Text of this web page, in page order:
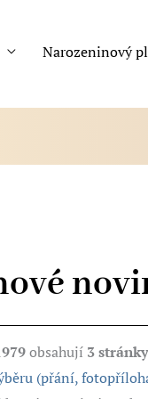
Narozeninový
obsahují 3
(přání,